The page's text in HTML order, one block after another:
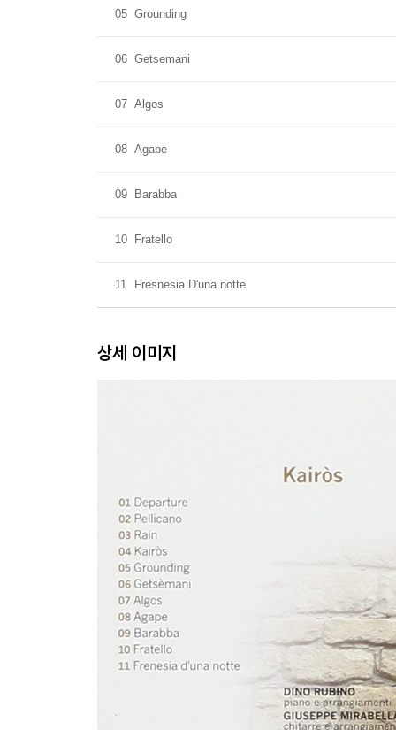
05 Grounding
06 Getsemani
07 Algos
08 Agape
09 Barabba
10 Fratello
11 Fresnesia D'una notte
상세 이미지